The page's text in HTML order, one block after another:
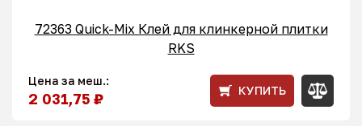
72363 Quick-Mix Клей для клинкерной плитки
RKS
Цена за меш.:
2 031,75 ₽ КУПИТЬ